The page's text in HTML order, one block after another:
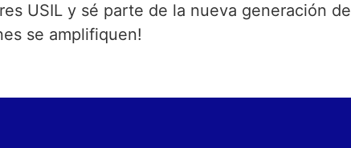
USIL y sé parte de la nueva generación de
se amplifiquen!